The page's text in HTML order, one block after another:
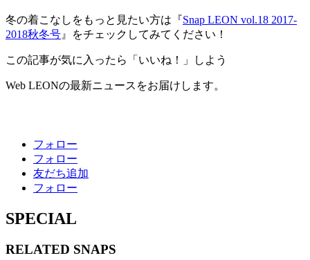
冬の着こなしをもっと見たい方は『Snap LEON vol.18 2017-
2018秋冬号 』をチェックしてみてください！
この記事が気に入ったら「いいね！」しよう
Web LEONの最新ニュースをお届けします。
フォロー
フォロー
友だち追加
フォロー
SPECIAL
RELATED SNAPS